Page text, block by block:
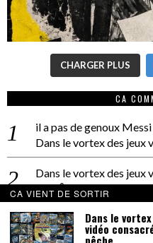
CHARGER PLUS
CA
il a pas de genoux
Dans le vortex des jeux
Dans le vortex des jeux
PACÔME
La séance d’Hip Gnose
La Patrie
dans
CA VIENT DE SORTIR
Dans le
vidéo